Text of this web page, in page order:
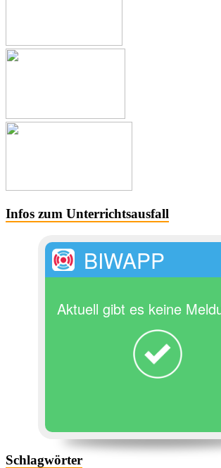
Infos zum Unterrichtsausfall
BIWAPP
Aktuell gibt es keine
Schlagwörter